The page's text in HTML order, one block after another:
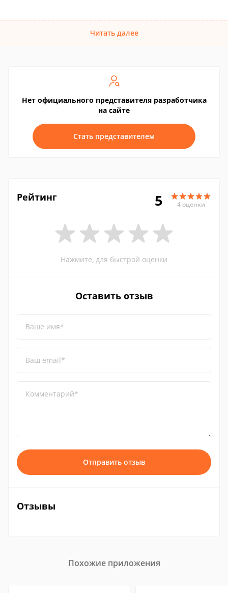
Читать далее
Нет официального представителя разработчика
на сайте
Стать представителем
Рейтинг 5 4 оценки
Нажмите, для быстрой оценки
Оставить отзыв
Ваше имя*
Ваш email*
Комментарий*
Отправить отзыв
Отзывы
Похожие приложения